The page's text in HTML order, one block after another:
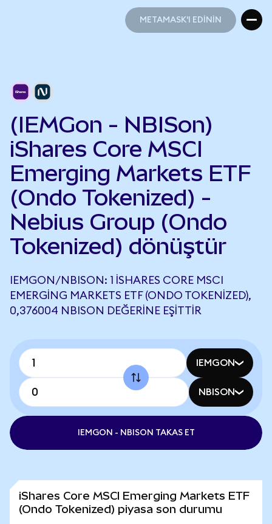
METAMASK'I EDİNİN
(IEMGon - NBISon)
iShares Core MSCI
Emerging Markets ETF
(Ondo Tokenized) -
Nebius Group (Ondo
Tokenized) dönüştür
IEMGON/NBISON: 1 ISHARES CORE MSCI
EMERGING MARKETS ETF (ONDO TOKENIZED),
0,376004 NBISON DEĞERINE EŞITTIR
IEMGON
NBISON
IEMGON - NBISON TAKAS ET
iShares Core MSCI Emerging Markets ETF
(Ondo Tokenized) piyasa son durumu